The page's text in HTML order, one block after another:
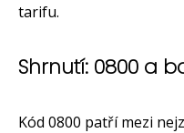
tarifu.
Shrnutí: 0800 a
Kód 0800 patří mezi